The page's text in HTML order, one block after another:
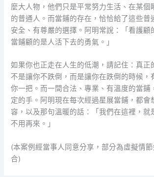
麼大人物，他們只是平常努力生活、在某個
的普通人。而當鋪的存在，恰恰給了這些普
安全、有尊嚴的選擇。阿明常說：「看護顧
當鋪顧的是人活下去的勇氣。」
如果你也正走在人生的低潮，請記住：真正
不是讓你不跌倒，而是讓你在跌倒的時候，
你一把。而一間合法、專業、有溫度的當鋪
定的手。阿明現在每次經過星展當鋪，都會
容，以及那句溫暖的話：「我們在這裡，就
不用再來。」
(本案例經當事人同意分享，部分為虛擬情
合)